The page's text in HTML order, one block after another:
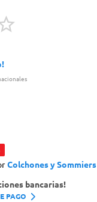
Colchones y Sommiers
bancarias!
PAGO